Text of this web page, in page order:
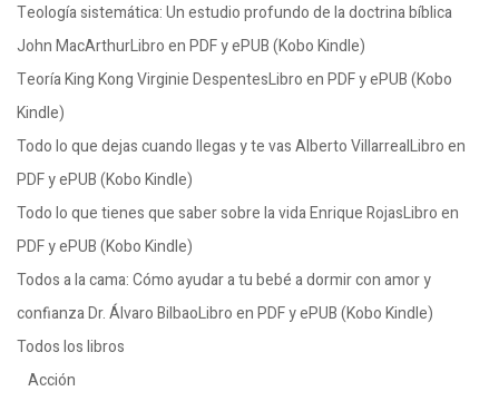
Teología sistemática: Un estudio profundo de la doctrina bíblica
John MacArthurLibro en PDF y ePUB (Kobo Kindle)
Teoría King Kong Virginie DespentesLibro en PDF y ePUB (Kobo
Kindle)
Todo lo que dejas cuando llegas y te vas Alberto VillarrealLibro en
PDF y ePUB (Kobo Kindle)
Todo lo que tienes que saber sobre la vida Enrique RojasLibro en
PDF y ePUB (Kobo Kindle)
Todos a la cama: Cómo ayudar a tu bebé a dormir con amor y
confianza Dr. Álvaro BilbaoLibro en PDF y ePUB (Kobo Kindle)
Todos los libros
Acción